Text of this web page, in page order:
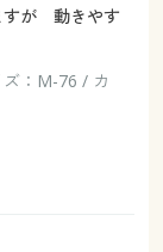
すが 動きやす
：M-76 / カ